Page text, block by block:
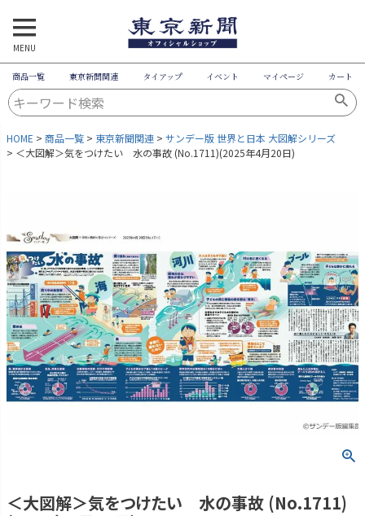
MENU
商品一覧 東京新聞関連 タイアップ イベント マイページ カート
HOME 商品一覧 東京新聞関連
サンデー版 世界と日本 大図解シリーズ
＜大図解＞気をつけたい 水の事故 (No.1711)(2025年4月20日)
＜大図解＞気をつけたい 水の事故 (No.1711)